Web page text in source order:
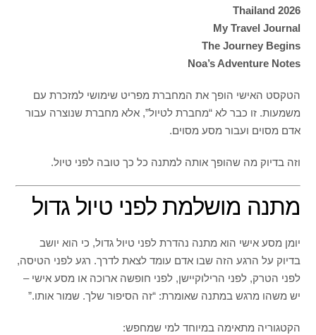
Thailand 2026
My Travel Journal
The Journey Begins
Noa’s Adventure Notes
הטקסט האישי הופך את המחברת מפריט שימושי למזכרת עם
משמעות. זו כבר לא “מחברת לטיול”, אלא מחברת שנוצרה עבור
אדם מסוים ועבור מסע מסוים.
וזה בדיוק מה שהופך אותה למתנה כל כך טובה לפני טיול.
מתנה מושלמת לפני טיול גדול
יומן מסע אישי הוא מתנה נהדרת לפני טיול גדול, כי הוא יושב
בדיוק על הרגע הזה שבו אדם עומד לצאת לדרך. רגע לפני הטיסה,
לפני הטרק, לפני הרילוקיישן, לפני חופשה ארוכה או מסע אישי –
יש משהו מרגש במתנה שאומרת: “זה הסיפור שלך. שמור אותו.”
הקטגוריה מתאימה במיוחד למי שמחפש: